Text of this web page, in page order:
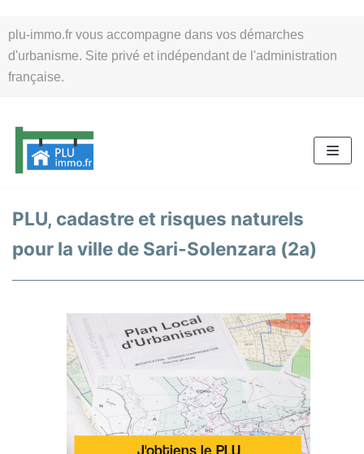
plu-immo.fr vous accompagne dans vos démarches
d'urbanisme. Site privé et indépendant de l'administration
française.
au
contenu
PLU, cadastre et risques naturels
pour la ville de Sari-Solenzara (2a)